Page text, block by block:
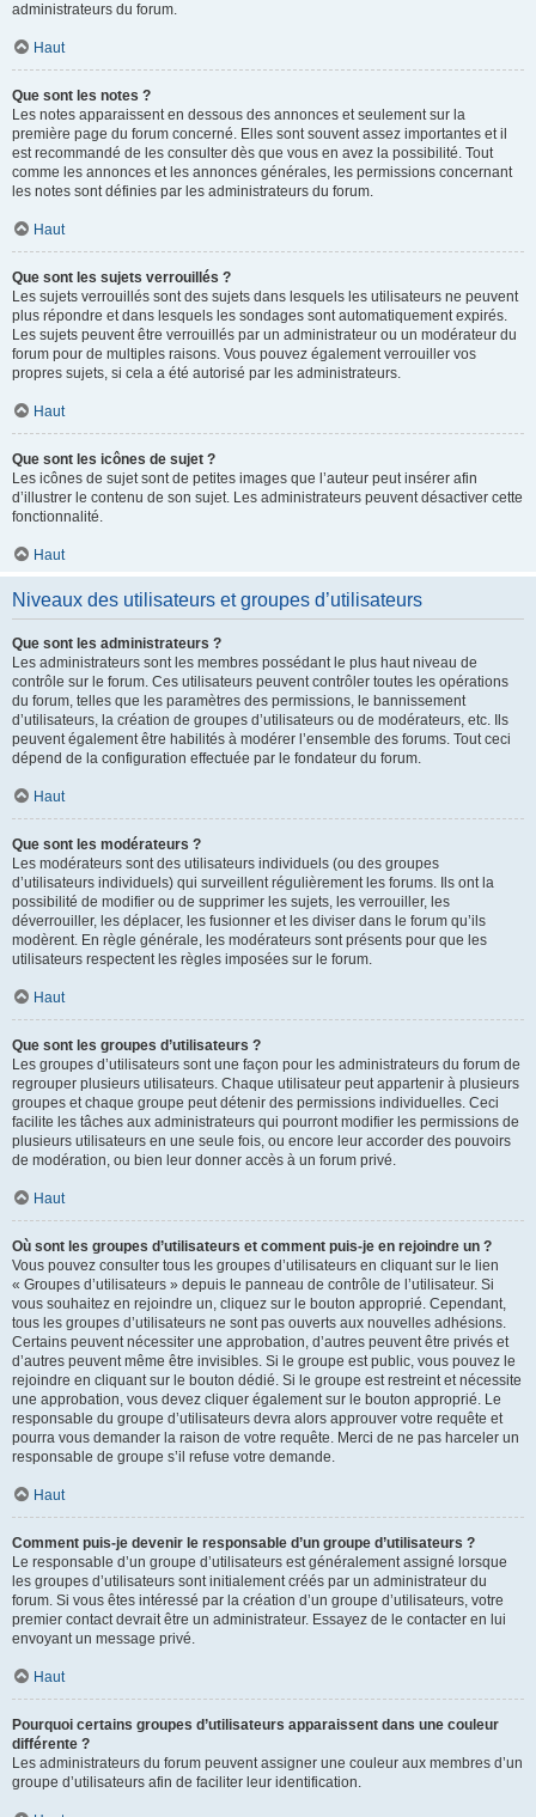
administrateurs du forum.
Haut
Que sont les notes ?
Les notes apparaissent en dessous des annonces et seulement sur la
première page du forum concerné. Elles sont souvent assez importantes et il
est recommandé de les consulter dès que vous en avez la possibilité. Tout
comme les annonces et les annonces générales, les permissions concernant
les notes sont définies par les administrateurs du forum.
Haut
Que sont les sujets verrouillés ?
Les sujets verrouillés sont des sujets dans lesquels les utilisateurs ne peuvent
plus répondre et dans lesquels les sondages sont automatiquement expirés.
Les sujets peuvent être verrouillés par un administrateur ou un modérateur du
forum pour de multiples raisons. Vous pouvez également verrouiller vos
propres sujets, si cela a été autorisé par les administrateurs.
Haut
Que sont les icônes de sujet ?
Les icônes de sujet sont de petites images que l’auteur peut insérer afin
d’illustrer le contenu de son sujet. Les administrateurs peuvent désactiver cette
fonctionnalité.
Haut
Niveaux des utilisateurs et groupes d’utilisateurs
Que sont les administrateurs ?
Les administrateurs sont les membres possédant le plus haut niveau de
contrôle sur le forum. Ces utilisateurs peuvent contrôler toutes les opérations
du forum, telles que les paramètres des permissions, le bannissement
d’utilisateurs, la création de groupes d’utilisateurs ou de modérateurs, etc. Ils
peuvent également être habilités à modérer l’ensemble des forums. Tout ceci
dépend de la configuration effectuée par le fondateur du forum.
Haut
Que sont les modérateurs ?
Les modérateurs sont des utilisateurs individuels (ou des groupes
d’utilisateurs individuels) qui surveillent régulièrement les forums. Ils ont la
possibilité de modifier ou de supprimer les sujets, les verrouiller, les
déverrouiller, les déplacer, les fusionner et les diviser dans le forum qu’ils
modèrent. En règle générale, les modérateurs sont présents pour que les
utilisateurs respectent les règles imposées sur le forum.
Haut
Que sont les groupes d’utilisateurs ?
Les groupes d’utilisateurs sont une façon pour les administrateurs du forum de
regrouper plusieurs utilisateurs. Chaque utilisateur peut appartenir à plusieurs
groupes et chaque groupe peut détenir des permissions individuelles. Ceci
facilite les tâches aux administrateurs qui pourront modifier les permissions de
plusieurs utilisateurs en une seule fois, ou encore leur accorder des pouvoirs
de modération, ou bien leur donner accès à un forum privé.
Haut
Où sont les groupes d’utilisateurs et comment puis-je en rejoindre un ?
Vous pouvez consulter tous les groupes d’utilisateurs en cliquant sur le lien
« Groupes d’utilisateurs » depuis le panneau de contrôle de l’utilisateur. Si
vous souhaitez en rejoindre un, cliquez sur le bouton approprié. Cependant,
tous les groupes d’utilisateurs ne sont pas ouverts aux nouvelles adhésions.
Certains peuvent nécessiter une approbation, d’autres peuvent être privés et
d’autres peuvent même être invisibles. Si le groupe est public, vous pouvez le
rejoindre en cliquant sur le bouton dédié. Si le groupe est restreint et nécessite
une approbation, vous devez cliquer également sur le bouton approprié. Le
responsable du groupe d’utilisateurs devra alors approuver votre requête et
pourra vous demander la raison de votre requête. Merci de ne pas harceler un
responsable de groupe s’il refuse votre demande.
Haut
Comment puis-je devenir le responsable d’un groupe d’utilisateurs ?
Le responsable d’un groupe d’utilisateurs est généralement assigné lorsque
les groupes d’utilisateurs sont initialement créés par un administrateur du
forum. Si vous êtes intéressé par la création d’un groupe d’utilisateurs, votre
premier contact devrait être un administrateur. Essayez de le contacter en lui
envoyant un message privé.
Haut
Pourquoi certains groupes d’utilisateurs apparaissent dans une couleur
différente ?
Les administrateurs du forum peuvent assigner une couleur aux membres d’un
groupe d’utilisateurs afin de faciliter leur identification.